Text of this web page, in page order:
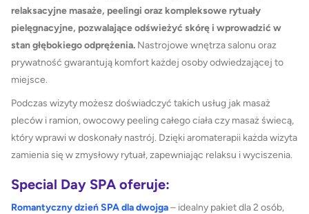
relaksacyjne masaże, peelingi oraz kompleksowe rytuały
pielęgnacyjne, pozwalające odświeżyć skórę i wprowadzić w
stan głębokiego odprężenia. Nastrojowe wnętrza salonu oraz
prywatność gwarantują komfort każdej osoby odwiedzającej to
miejsce.
Podczas wizyty możesz doświadczyć takich usług jak masaż
pleców i ramion, owocowy peeling całego ciała czy masaż świecą,
który wprawi w doskonały nastrój. Dzięki aromaterapii każda wizyta
zamienia się w zmysłowy rytuał, zapewniając relaksu i wyciszenia.
Special Day SPA oferuje:
Romantyczny dzień SPA dla dwojga– idealny pakiet dla 2 osób,